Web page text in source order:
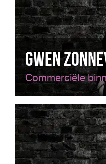
Gwen
Commerciële